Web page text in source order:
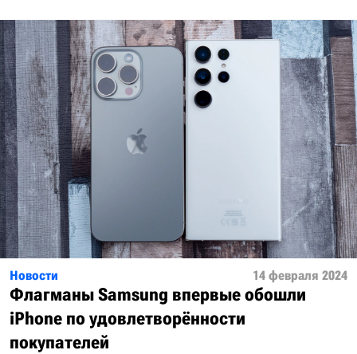
Новости 14 февраля 2024
Флагманы Samsung впервые обошли
iPhone по удовлетворённости
покупателей